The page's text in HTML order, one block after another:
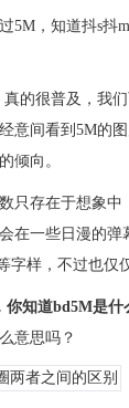
5M，知道抖s抖
的很普及，我
意间看到5M的
倾向。
只存在于想象中
在一些日漫的弹
字样，不过也仅
你知道bd5M是什
意思吗？